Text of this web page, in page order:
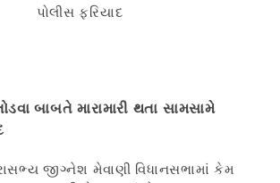
બાબતે મારામારી થતા સામસામે